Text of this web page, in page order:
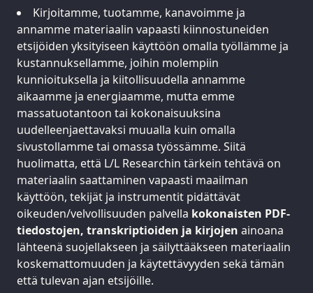
Kirjoitamme, tuotamme, kanavoimme ja
annamme materiaalin vapaasti kiinnostuneiden
etsijöiden yksityiseen käyttöön omalla työllämme ja
kustannuksellamme, joihin molempiin
kunnioituksella ja kiitollisuudella annamme
aikaamme ja energiaamme, mutta emme
massatuotantoon tai kokonaisuuksina
uudelleenjaettavaksi muualla kuin omalla
sivustollamme tai omassa työssämme. Siitä
huolimatta, että L/L Researchin tärkein tehtävä on
materiaalin saattaminen vapaasti maailman
käyttöön, tekijät ja instrumentit pidättävät
oikeuden/velvollisuuden palvella kokonaisten PDF-
tiedostojen, transkriptioiden ja kirjojen ainoana
lähteenä suojellakseen ja säilyttääkseen materiaalin
koskemattomuuden ja käytettävyyden sekä tämän
että tulevan ajan etsijöille.